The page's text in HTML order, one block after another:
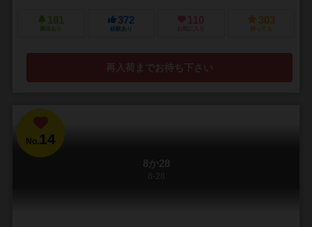
181
興味あり
372
経験あり
110
お気に入り
303
持ってる
再入荷までお待ち下さい
No.14
8か28
8-28